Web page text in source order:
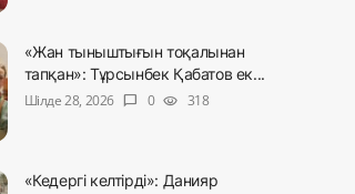
«Жан тыныштығын тоқалынан
тапқан»: Тұрсынбек Қабатов ек...
Шілде 28, 2026
chat_bubble 0 visibility 318
«Кедергі келтірді»: Данияр